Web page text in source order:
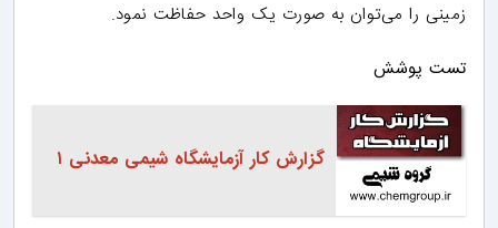
زمینی را می‌توان به صورت یک واحد حفاظت نمود.
تست پوشش
گزارش کار آزمایشگاه شیمی معدنی ۱